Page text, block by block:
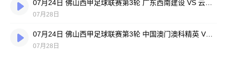
07月28日
07月24日 佛山西甲足球联赛第3轮 中国澳门澳科精英 VS 藝品高國際 全场录像
07月28日